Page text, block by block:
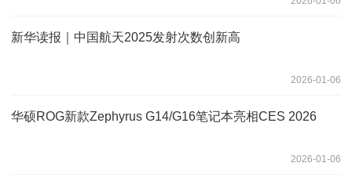
新华读报｜中国航天2025发射次数创新高
2026-01-06
华硕ROG新款Zephyrus G14/G16笔记本亮相CES 2026
2026-01-06